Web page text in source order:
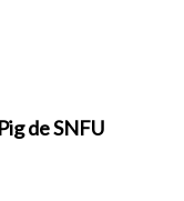
de SNFU